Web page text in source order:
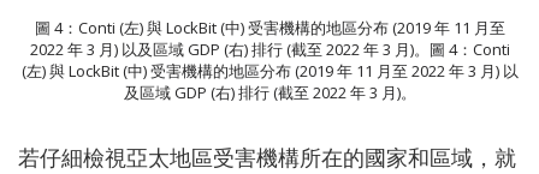
圖 4：Conti (左) 與 LockBit (中) 受害機構的地區分布 (2019 年 11 月至
2022 年 3 月) 以及區域 GDP (右) 排行 (截至 2022 年 3 月)。圖 4：Conti
(左) 與 LockBit (中) 受害機構的地區分布 (2019 年 11 月至 2022 年 3 月) 以
及區域 GDP (右) 排行 (截至 2022 年 3 月)。
若仔細檢視亞太地區受害機構所在的國家和區域，就